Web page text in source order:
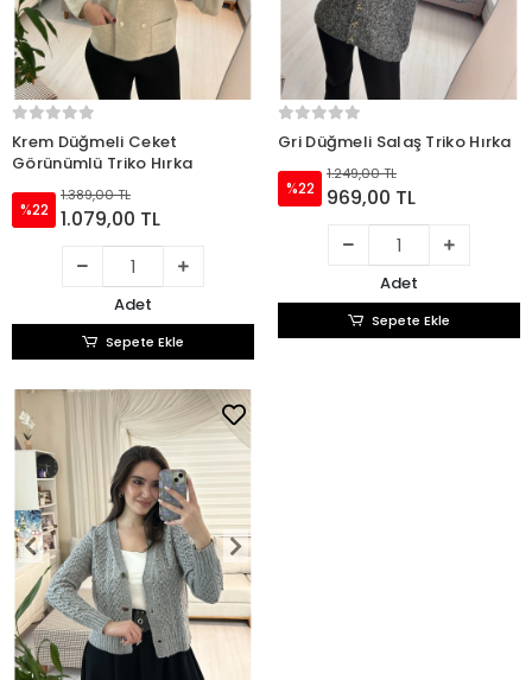
Krem Düğmeli Ceket
Görünümlü Triko Hırka
%22
1.389,00 TL
1.079,00 TL
Adet
Sepete Ekle
Gri Düğmeli Salaş Triko Hırka
%22
1.249,00 TL
969,00 TL
Adet
Sepete Ekle